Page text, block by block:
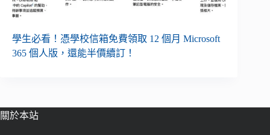
學生必看！憑學校信箱免費領取 12 個月 Microsoft
365 個人版，還能半價續訂！
關於本站